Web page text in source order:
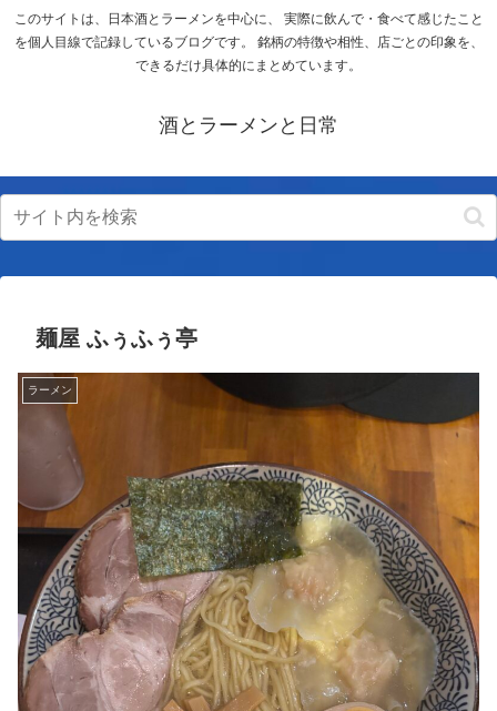
このサイトは、日本酒とラーメンを中心に、 実際に飲んで・食べて感じたこと
を個人目線で記録しているブログです。 銘柄の特徴や相性、店ごとの印象を、
できるだけ具体的にまとめています。
酒とラーメンと日常
麺屋 ふぅふぅ亭
ラーメン